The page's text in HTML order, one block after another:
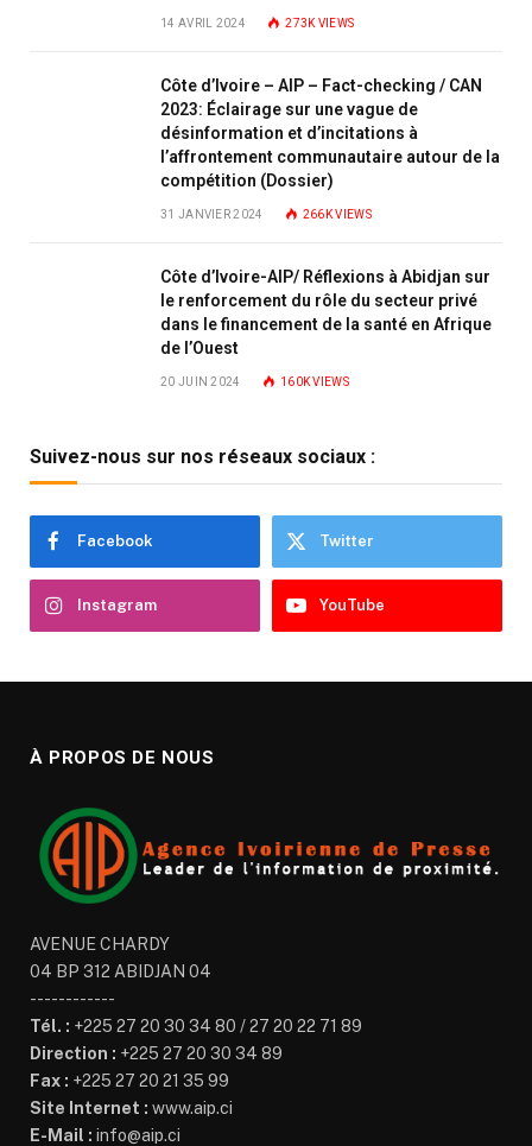
14 AVRIL 2024 273K VIEWS
Côte d’Ivoire – AIP – Fact-checking / CAN
2023: Éclairage sur une vague de
désinformation et d’incitations à
l’affrontement communautaire autour de la
compétition (Dossier)
31 JANVIER 2024 266KVIEWS
Côte d’Ivoire-AIP/ Réflexions à Abidjan sur
le renforcement du rôle du secteur privé
dans le financement de la santé en Afrique
de l’Ouest
20 JUIN 2024 160KVIEWS
Suivez-nous sur nos réseaux sociaux :
Facebook Twitter
Instagram YouTube
À PROPOS DE NOUS
AVENUE CHARDY
04 BP 312 ABIDJAN 04
------------
Tél. : +225 27 20 30 34 80 / 27 20 22 71 89
Direction : +225 27 20 30 34 89
Fax : +225 27 20 21 35 99
Site Internet : www.aip.ci
E-Mail : info@aip.ci